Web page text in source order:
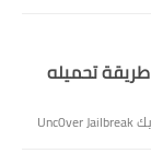
شرح جلبريك Unc0ver Jailbreak طريقة تحميله